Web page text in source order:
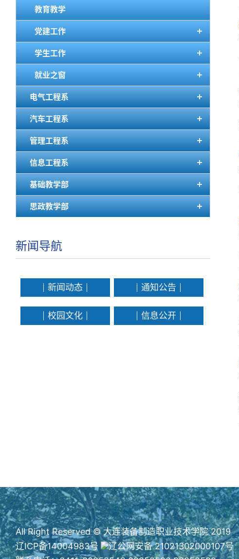
教育教学
党建工作
学生工作
就业之窗
电气工程系
汽车工程系
管理工程系
信息工程系
基础教学部
思政教学部
新闻导航
新闻动态 通知公告
校园文化 信息公开
All Right Reserved © 大连装备制造职业技术学院 2019
辽ICP备14004983号
辽公网安备 21021302000107号